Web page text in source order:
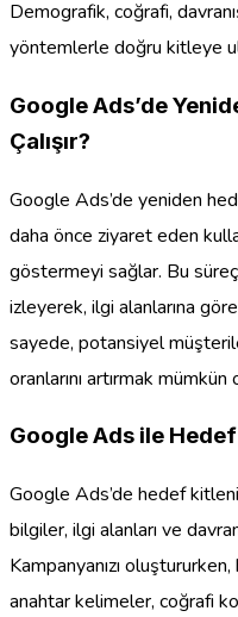
Demografik, coğrafi,
yöntemlerle doğru kitleye
Google Ads’de
Çalışır?
Google Ads’de yeniden
daha önce ziyaret eden
göstermeyi sağlar. Bu süreç,
izleyerek, ilgi alanlarına
sayede, potansiyel
oranlarını artırmak mümkün
Google Ads ile
Google Ads’de hedef
bilgiler, ilgi alanları ve
Kampanyanızı
anahtar kelimeler, coğrafi